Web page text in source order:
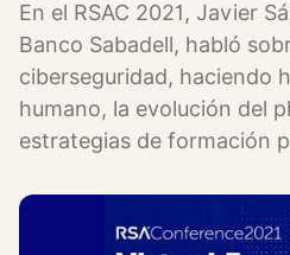
En el RSAC 2021, Javier
Banco Sabadell, habló
ciberseguridad, haciendo
humano, la evolución del
estrategias de formación